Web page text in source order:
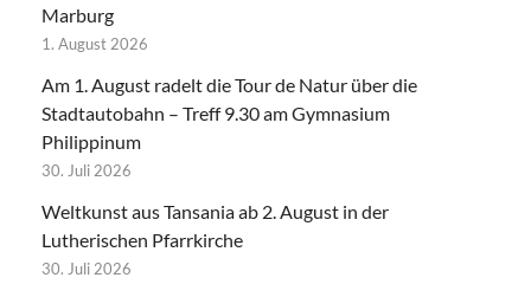
Marburg
1. August 2026
Am 1. August radelt die Tour de Natur über die
Stadtautobahn – Treff 9.30 am Gymnasium
Philippinum
30. Juli 2026
Weltkunst aus Tansania ab 2. August in der
Lutherischen Pfarrkirche
30. Juli 2026